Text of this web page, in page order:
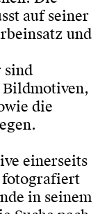
auf seiner
und
sind
Bildmotiven,
die
einerseits
fotografiert
in seinem